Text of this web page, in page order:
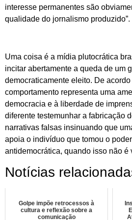
interesse permanentes são
qualidade do jornalismo produzido”.
Uma coisa é a mídia plutocrática
incitar abertamente a queda de um
democraticamente eleito. De
comportamento representa uma
democracia e à liberdade de
diferente testemunhar a fabricação
narrativas falsas insinuando que
apoia o indivíduo que tomou o
antidemocrática, quando isso não é
Notícias
Golpe impõe retrocessos à
cultura e reflexão sobre a
comunicação